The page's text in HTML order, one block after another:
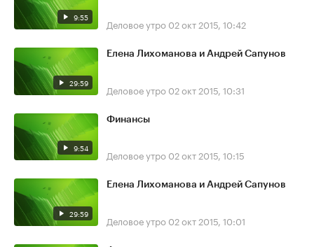
9:55 Деловое утро 02 окт 2015, 10:42
29:59
Елена Лихоманова и Андрей Сапунов
Деловое утро 02 окт 2015, 10:31
9:54
Финансы
Деловое утро 02 окт 2015, 10:15
29:59
Елена Лихоманова и Андрей Сапунов
Деловое утро 02 окт 2015, 10:01